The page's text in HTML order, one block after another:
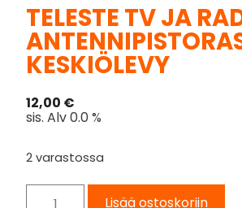
TELESTE TV JA
KESKIÖLEVY
12,00 €
sis. Alv 0.0 %
2 varastossa
Lisää ostoskoriin